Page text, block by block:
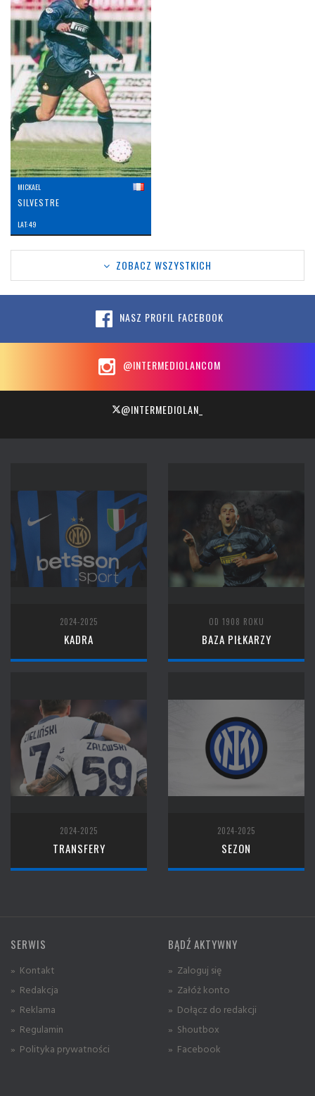
MICKAEL
SILVESTRE
LAT: 49
ZOBACZ WSZYSTKICH
NASZ PROFIL FACEBOOK
@INTERMEDIOLANCOM
@INTERMEDIOLAN_
2024-2025
KADRA
OD 1908 ROKU
BAZA PIŁKARZY
2024-2025
TRANSFERY
2024-2025
SEZON
SERWIS
» Kontakt
» Redakcja
» Reklama
» Regulamin
» Polityka prywatności
BĄDŹ AKTYWNY
» Zaloguj się
» Załóż konto
» Dołącz do redakcji
» Shoutbox
» Facebook